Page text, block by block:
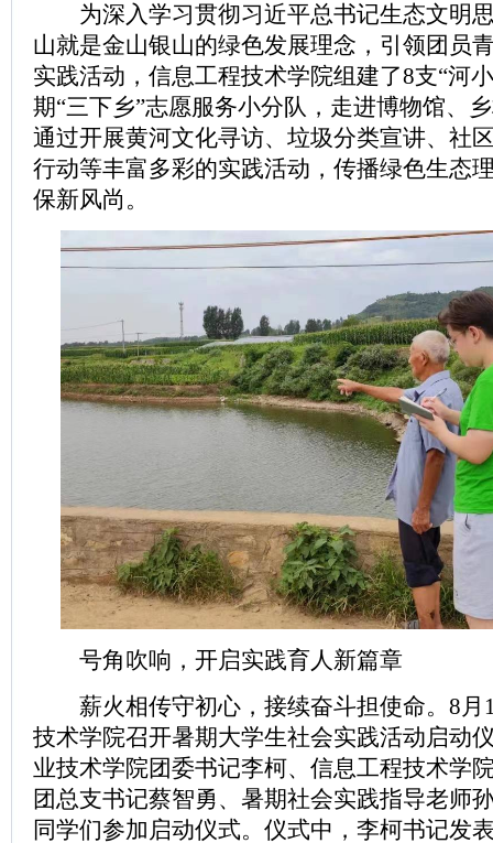
为深入学习贯彻习近平总书记生态文明
山就是金山银山的绿色发展理念，引领团员
实践活动，信息工程技术学院组建了8支“河
期“三下乡”志愿服务小分队，走进博物馆、
通过开展黄河文化寻访、垃圾分类宣讲、社
行动等丰富多彩的实践活动，传播绿色生态
保新风尚。
号角吹响，开启实践育人新篇章
薪火相传守初心，接续奋斗担使命。8月
技术学院召开暑期大学生社会实践活动启动
业技术学院团委书记李柯、信息工程技术学
团总支书记蔡智勇、暑期社会实践指导老师
同学们参加启动仪式。仪式中，李柯书记发